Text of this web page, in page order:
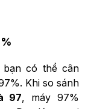
có thể cân
Khi so sánh
97, máy 97%